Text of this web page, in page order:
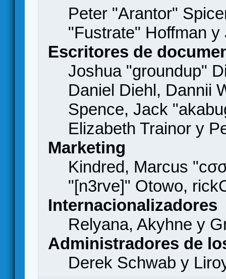
Peter "Arantor"
"Fustrate" Hoffman
Escritores de
Joshua "groundup"
Daniel Diehl, Dannii
Spence, Jack
Elizabeth Trainor y
Marketing
Kindred, Marcus
"[n3rve]" Otowo,
Internacionalizadores
Relyana, Akyhne y
Administradores de
Derek Schwab y